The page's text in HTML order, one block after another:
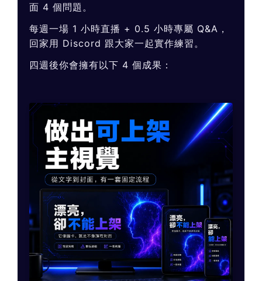
面 4 個問題。
每週一場 1 小時直播 + 0.5 小時專屬 Q&A，
回家用 Discord 跟大家一起實作練習。
四週後你會擁有以下 4 個成果：